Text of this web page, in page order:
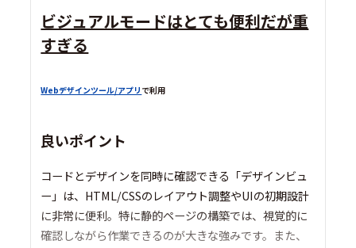
ビジュアルモードはとても便利だが重
すぎる
Webデザインツール/アプリ で利用
良いポイント
コードとデザインを同時に確認できる「デザインビュ
ー」は、HTML/CSSのレイアウト調整やUIの初期設計
に非常に便利。特に静的ページの構築では、視覚的に
確認しながら作業できるのが大きな強みです。また、